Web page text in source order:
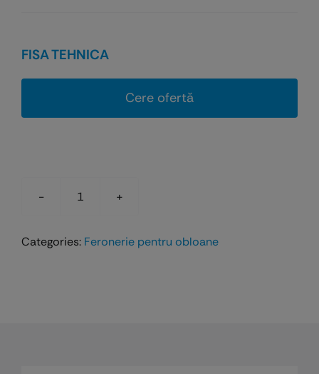
FISA TEHNICA
Cere ofertă
Cantitate
anti-
Categories: Feronerie pentru obloane